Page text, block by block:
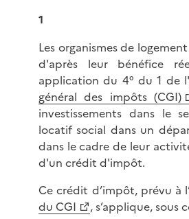
1
Les organismes de
d'après leur bénéfice
application du 4° du 1 de l'
général des impôts (CGI)
investissements dans le
locatif social dans un
dans le cadre de leur
d'un crédit d'impôt.
Ce crédit d’impôt, prévu à
du CGI
, s’applique, sous